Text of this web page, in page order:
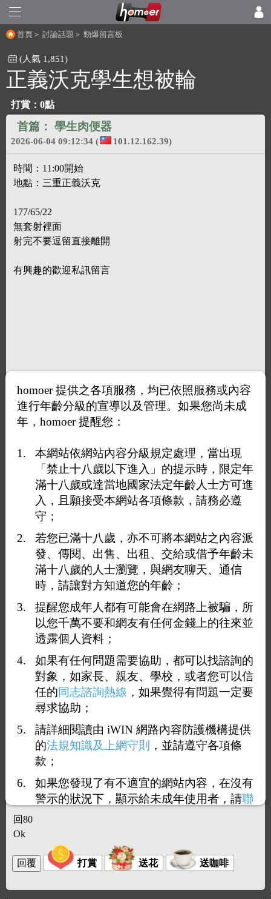
首頁 ＞ 討論話題 ＞ 勁爆留言板
(人氣 1,851)
正義沃克學生想被輪
打賞： 0點
首篇： 學生肉便器
2026-06-04 09:12:34 ( 101.12.162.39)
時間：11:00開始
地點：三重正義沃克
177/65/22
無套射裡面
射完不要逗留直接離開
有興趣的歡迎私訊留言
<< 1 ... 6 7 8 9 10 >>
回覆81：
2026-06-04 14:00:11
回80
Ok
打賞 送花 送咖啡
homoer 提供之各項服務，均已依照服務或內容
進行年齡分級的宣導以及管理。如果您尚未成
年，homoer 提醒您：
本網站依網站內容分級規定處理，當出現
「禁止十八歲以下進入」的提示時，限定年
滿十八歲或達當地國家法定年齡人士方可進
入，且願接受本網站各項條款，請務必遵
守；
若您已滿十八歲，亦不可將本網站之內容派
發、傳閱、出售、出租、交給或借予年齡未
滿十八歲的人士瀏覽，與網友聊天、通信
時，請讓對方知道您的年齡；
提醒您成年人都有可能會在網路上被騙，所
以您千萬不要和網友有任何金錢上的往來並
透露個人資料；
如果有任何問題需要協助，都可以找諮詢的
對象，如家長、親友、學校，或者您可以信
任的同志諮詢熱線 ，如果覺得有問題一定要
尋求協助；
請詳細閱讀由 iWIN 網路內容防護機構提供
的法規知識及上網守則
，並請遵守各項條
款；
如果您發現了有不適宜的網站內容，在沒有
警示的狀況下，顯示給未成年使用者，請聯